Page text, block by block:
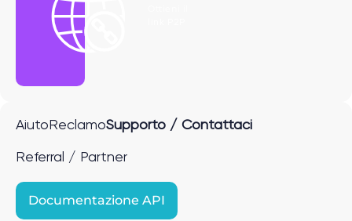
Aiuto ReclamoSupporto / Contattaci
Referral / Partner
Documentazione API